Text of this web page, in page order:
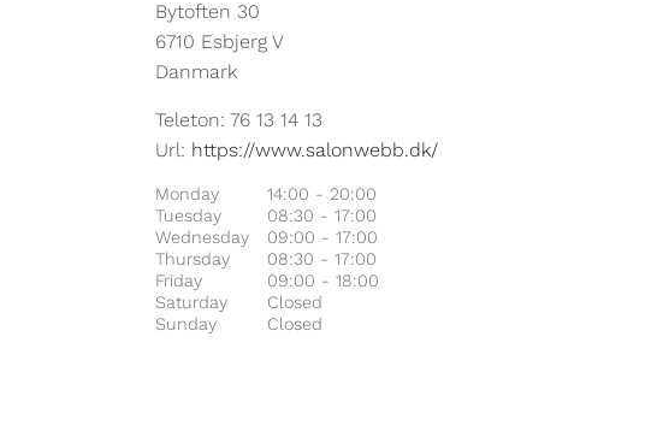
Bytoften 30
6710 Esbjerg V
Danmark
Teleton: 76 13 14 13
Url: https://www.salonwebb.dk/
Monday
14:00 - 20:00
Tuesday
08:30 - 17:00
Wednesday
09:00 - 17:00
Thursday
08:30 - 17:00
Friday
09:00 - 18:00
Saturday
Closed
Sunday
Closed